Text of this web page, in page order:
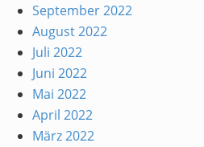
September 2022
August 2022
Juli 2022
Juni 2022
Mai 2022
April 2022
März 2022